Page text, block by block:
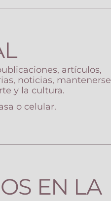
artículos,
noticias, mantenerse
y la cultura.
o celular.
EN LA